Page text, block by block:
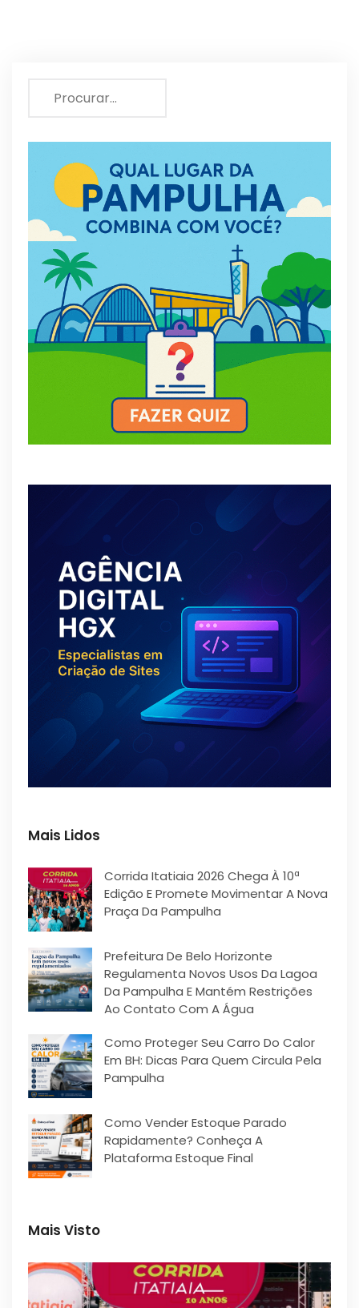
Mais Lidos
Corrida Itatiaia 2026 Chega À 10ª
Edição E Promete Movimentar A Nova
Praça Da Pampulha
Prefeitura De Belo Horizonte
Regulamenta Novos Usos Da Lagoa
Da Pampulha E Mantém Restrições
Ao Contato Com A Água
Como Proteger Seu Carro Do Calor
Em BH: Dicas Para Quem Circula Pela
Pampulha
Como Vender Estoque Parado
Rapidamente? Conheça A
Plataforma Estoque Final
Mais Visto